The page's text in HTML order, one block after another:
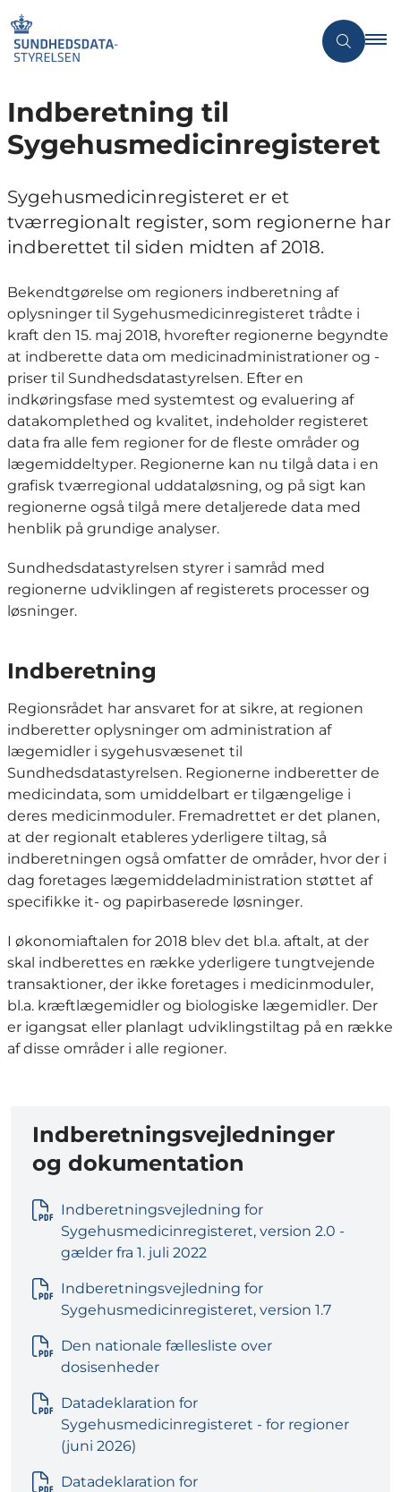
Indberetning til
Sygehusmedicinregisteret
Sygehusmedicinregisteret er et
tværregionalt register, som regionerne har
indberettet til siden midten af 2018.
Bekendtgørelse om regioners indberetning af
oplysninger til Sygehusmedicinregisteret trådte i
kraft den 15. maj 2018, hvorefter regionerne begyndte
at indberette data om medicinadministrationer og -
priser til Sundhedsdatastyrelsen. Efter en
indkøringsfase med systemtest og evaluering af
datakomplethed og kvalitet, indeholder registeret
data fra alle fem regioner for de fleste områder og
lægemiddeltyper. Regionerne kan nu tilgå data i en
grafisk tværregional uddataløsning, og på sigt kan
regionerne også tilgå mere detaljerede data med
henblik på grundige analyser.
Sundhedsdatastyrelsen styrer i samråd med
regionerne udviklingen af registerets processer og
løsninger.
Indberetning
Regionsrådet har ansvaret for at sikre, at regionen
indberetter oplysninger om administration af
lægemidler i sygehusvæsenet til
Sundhedsdatastyrelsen. Regionerne indberetter de
medicindata, som umiddelbart er tilgængelige i
deres medicinmoduler. Fremadrettet er det planen,
at der regionalt etableres yderligere tiltag, så
indberetningen også omfatter de områder, hvor der i
dag foretages lægemiddeladministration støttet af
specifikke it- og papirbaserede løsninger.
I økonomiaftalen for 2018 blev det bl.a. aftalt, at der
skal indberettes en række yderligere tungtvejende
transaktioner, der ikke foretages i medicinmoduler,
bl.a. kræftlægemidler og biologiske lægemidler. Der
er igangsat eller planlagt udviklingstiltag på en række
af disse områder i alle regioner.
Indberetningsvejledninger
og dokumentation
Indberetningsvejledning for
Sygehusmedicinregisteret, version 2.0 -
gælder fra 1. juli 2022
Indberetningsvejledning for
Sygehusmedicinregisteret, version 1.7
Den nationale fællesliste over
dosisenheder
Datadeklaration for
Sygehusmedicinregisteret - for regioner
(juni 2026)
Datadeklaration for